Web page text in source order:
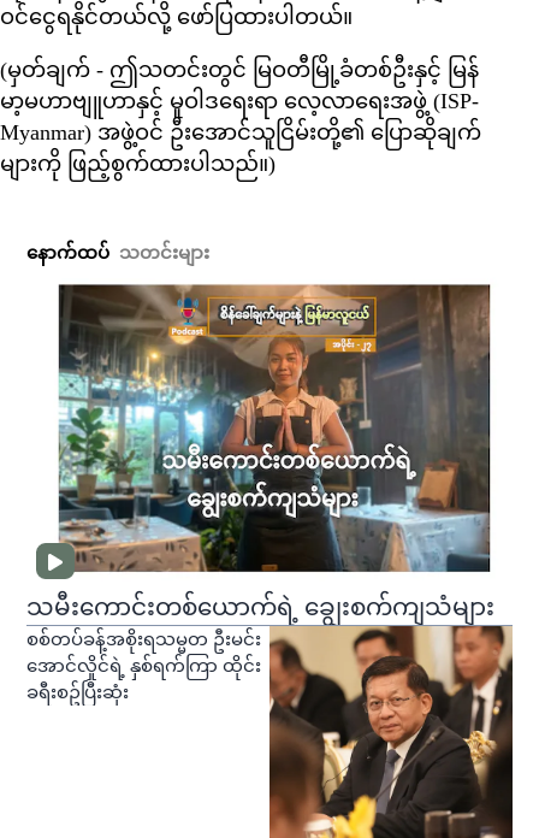
ဝင်ငွေရနိုင်တယ်လို့ ဖော်ပြထားပါတယ်။
(မှတ်ချက် - ဤသတင်းတွင် မြဝတီမြို့ခံတစ်ဦးနှင့် မြန်
မာ့မဟာဗျူဟာနှင့် မူဝါဒရေးရာ လေ့လာရေးအဖွဲ့ (ISP-
Myanmar) အဖွဲ့ဝင် ဦးအောင်သူငြိမ်းတို့၏ ပြောဆိုချက်
များကို ဖြည့်စွက်ထားပါသည်။)
နောက်ထပ် သတင်းများ
သမီးကောင်းတစ်ယောက်ရဲ့ ချွေးစက်ကျသံများ
စစ်တပ်ခန့်အစိုးရသမ္မတ ဦးမင်း
အောင်လှိုင်ရဲ့ နှစ်ရက်ကြာ ထိုင်း
ခရီးစဥ်ပြီးဆုံး